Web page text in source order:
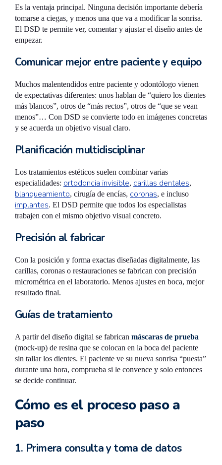
Es la ventaja principal. Ninguna decisión importante debería
tomarse a ciegas, y menos una que va a modificar la sonrisa.
El DSD te permite ver, comentar y ajustar el diseño antes de
empezar.
Comunicar mejor entre paciente y equipo
Muchos malentendidos entre paciente y odontólogo vienen
de expectativas diferentes: unos hablan de “quiero los dientes
más blancos”, otros de “más rectos”, otros de “que se vean
menos”… Con DSD se convierte todo en imágenes concretas
y se acuerda un objetivo visual claro.
Planificación multidisciplinar
Los tratamientos estéticos suelen combinar varias
especialidades: ortodoncia invisible, carillas dentales,
blanqueamiento, cirugía de encías, coronas, e incluso
implantes. El DSD permite que todos los especialistas
trabajen con el mismo objetivo visual concreto.
Precisión al fabricar
Con la posición y forma exactas diseñadas digitalmente, las
carillas, coronas o restauraciones se fabrican con precisión
micrométrica en el laboratorio. Menos ajustes en boca, mejor
resultado final.
Guías de tratamiento
A partir del diseño digital se fabrican máscaras de prueba
(mock-up) de resina que se colocan en la boca del paciente
sin tallar los dientes. El paciente ve su nueva sonrisa “puesta”
durante una hora, comprueba si le convence y solo entonces
se decide continuar.
Cómo es el proceso paso a
paso
1. Primera consulta y toma de datos